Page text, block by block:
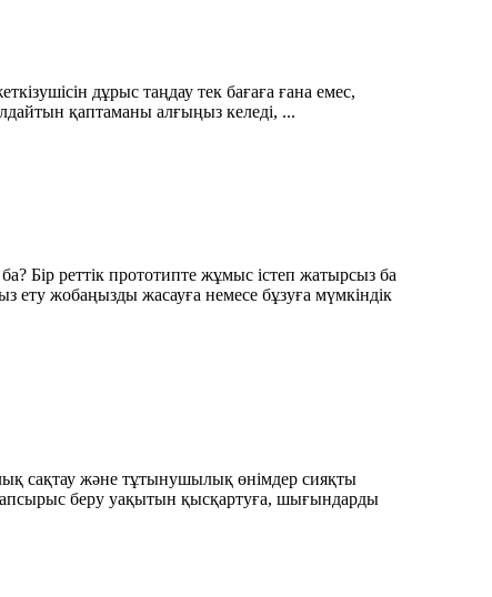
дұрыс таңдау тек бағаға ғана емес,
қаптаманы алғыңыз келеді, ...
Бір реттік прототипте жұмыс істеп жатырсыз ба
ету жобаңызды жасауға немесе бұзуға мүмкіндік
сақтау және тұтынушылық өнімдер сияқты
беру уақытын қысқартуға, шығындарды